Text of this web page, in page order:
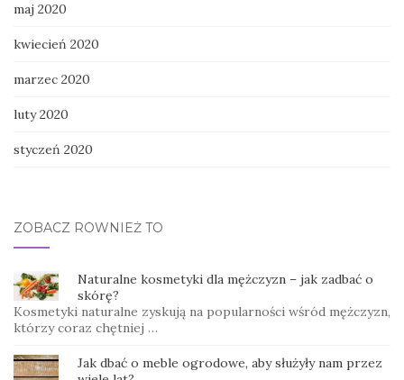
maj 2020
kwiecień 2020
marzec 2020
luty 2020
styczeń 2020
ZOBACZ RÓWNIEŻ TO
Naturalne kosmetyki dla mężczyzn – jak zadbać o
skórę?
Kosmetyki naturalne zyskują na popularności wśród mężczyzn,
którzy coraz chętniej …
Jak dbać o meble ogrodowe, aby służyły nam przez